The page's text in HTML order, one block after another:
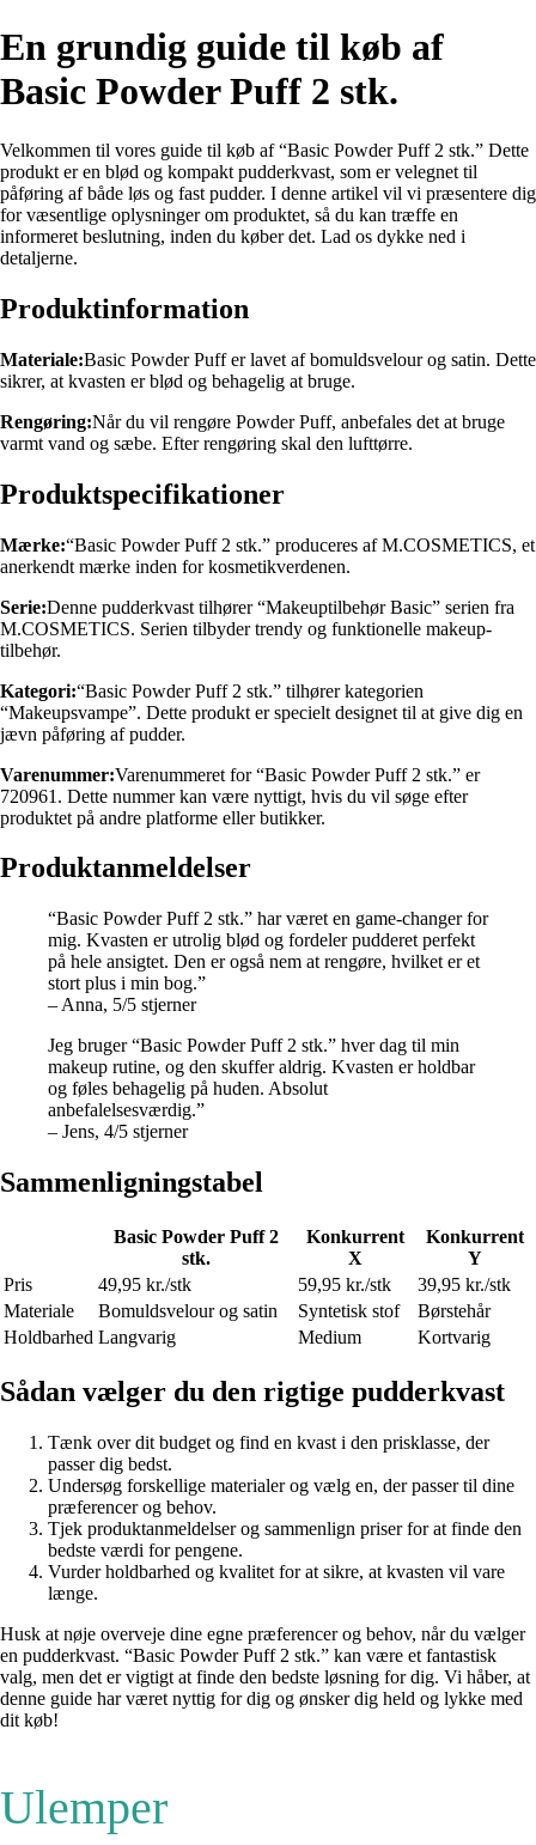
En grundig guide til køb af
Basic Powder Puff 2 stk.
Velkommen til vores guide til køb af “Basic Powder Puff 2 stk.” Dette
produkt er en blød og kompakt pudderkvast, som er velegnet til
påføring af både løs og fast pudder. I denne artikel vil vi præsentere dig
for væsentlige oplysninger om produktet, så du kan træffe en
informeret beslutning, inden du køber det. Lad os dykke ned i
detaljerne.
Produktinformation
Materiale:Basic Powder Puff er lavet af bomuldsvelour og satin. Dette
sikrer, at kvasten er blød og behagelig at bruge.
Rengøring:Når du vil rengøre Powder Puff, anbefales det at bruge
varmt vand og sæbe. Efter rengøring skal den lufttørre.
Produktspecifikationer
Mærke:“Basic Powder Puff 2 stk.” produceres af M.COSMETICS, et
anerkendt mærke inden for kosmetikverdenen.
Serie:Denne pudderkvast tilhører “Makeuptilbehør Basic” serien fra
M.COSMETICS. Serien tilbyder trendy og funktionelle makeup-
tilbehør.
Kategori:“Basic Powder Puff 2 stk.” tilhører kategorien
“Makeupsvampe”. Dette produkt er specielt designet til at give dig en
jævn påføring af pudder.
Varenummer:Varenummeret for “Basic Powder Puff 2 stk.” er
720961. Dette nummer kan være nyttigt, hvis du vil søge efter
produktet på andre platforme eller butikker.
Produktanmeldelser
“Basic Powder Puff 2 stk.” har været en game-changer for
mig. Kvasten er utrolig blød og fordeler pudderet perfekt
på hele ansigtet. Den er også nem at rengøre, hvilket er et
stort plus i min bog.”
– Anna, 5/5 stjerner
Jeg bruger “Basic Powder Puff 2 stk.” hver dag til min
makeup rutine, og den skuffer aldrig. Kvasten er holdbar
og føles behagelig på huden. Absolut
anbefalelsesværdig.”
– Jens, 4/5 stjerner
Sammenligningstabel
Basic Powder Puff 2
stk.
Konkurrent
X
Konkurrent
Y
Pris
49,95 kr./stk 59,95 kr./stk
39,95 kr./stk
Materiale
Bomuldsvelour og satin Syntetisk stof
Børstehår
Holdbarhed Langvarig Medium Kortvarig
Sådan vælger du den rigtige pudderkvast
Tænk over dit budget og find en kvast i den prisklasse, der
passer dig bedst.
Undersøg forskellige materialer og vælg en, der passer til dine
præferencer og behov.
Tjek produktanmeldelser og sammenlign priser for at finde den
bedste værdi for pengene.
Vurder holdbarhed og kvalitet for at sikre, at kvasten vil vare
længe.
Husk at nøje overveje dine egne præferencer og behov, når du vælger
en pudderkvast. “Basic Powder Puff 2 stk.” kan være et fantastisk
valg, men det er vigtigt at finde den bedste løsning for dig. Vi håber, at
denne guide har været nyttig for dig og ønsker dig held og lykke med
dit køb!
Ulemper